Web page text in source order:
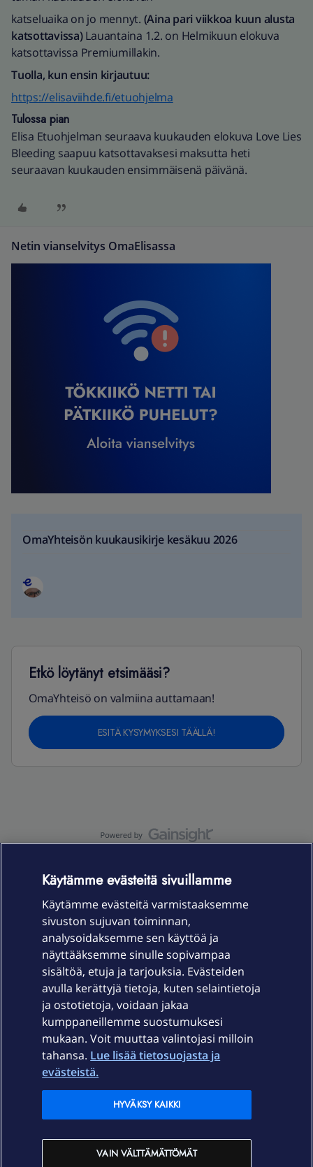
katseluaika on jo mennyt. (Aina pari viikkoa kuun alusta
katsottavissa)Lauantaina 1.2. on Helmikuun elokuva
katsottavissa Premiumillakin.
Tuolla, kun ensin kirjautuu:
https://elisaviihde.fi/etuohjelma
Tulossa pian
Elisa Etuohjelman seuraava kuukauden elokuva Love Lies
Bleeding saapuu katsottavaksesi maksutta heti
seuraavan kuukauden ensimmäisenä päivänä.
Netin vianselvitys OmaElisassa
OmaYhteisön kuukausikirje kesäkuu 2026
Etkö löytänyt etsimääsi?
OmaYhteisö on valmiina auttamaan!
ESITÄ KYSYMYKSESI TÄÄLLÄ!
Laitteet & liittymät
Palvelut
Ajankohtaista
Elisa Oyj
In English
Käytämme evästeitä sivuillamme
Käytämme evästeitä varmistaaksemme
sivuston sujuvan toiminnan,
analysoidaksemme sen käyttöä ja
näyttääksemme sinulle sopivampaa
sisältöä, etuja ja tarjouksia. Evästeiden
avulla kerättyjä tietoja, kuten selaintietoja
ja ostotietoja, voidaan jakaa
kumppaneillemme suostumuksesi
mukaan. Voit muuttaa valintojasi milloin
tahansa. Lue lisää tietosuojasta ja
evästeistä.
VAIN VÄLTTÄMÄTTÖMÄT
HYVÄKSY KAIKKI